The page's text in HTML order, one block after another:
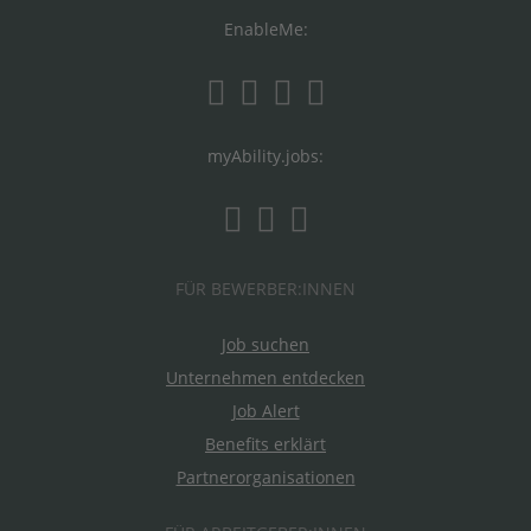
EnableMe:
myAbility.jobs:
FÜR BEWERBER:INNEN
Job suchen
Unternehmen entdecken
Job Alert
Benefits erklärt
Partnerorganisationen